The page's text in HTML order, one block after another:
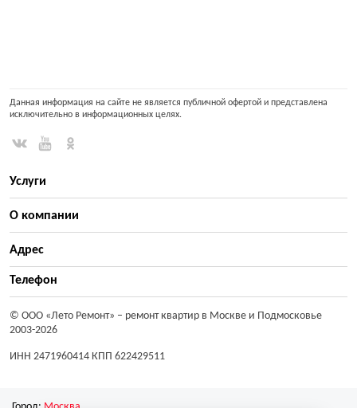
Данная информация на сайте не является публичной офертой и представлена
исключительно в информационных целях.
Услуги
О компании
Адрес
Телефон
© ООО «Лето Ремонт» – ремонт квартир в Москве и Подмосковье
2003-2026
ИНН 2471960414 КПП 622429511